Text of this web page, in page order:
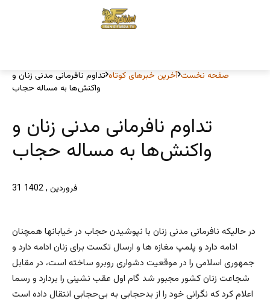
صفحه نخست آخرین خبرهای کوتاه تداوم نافرمانی مدنی زنان و
واکنش‌ها به مساله حجاب
تداوم نافرمانی مدنی زنان و
واکنش‌ها به مساله حجاب
31 فروردین , 1402
در حالیکه نافرمانی مدنی زنان با نپوشیدن حجاب در خیابانها همچنان
ادامه دارد و پلمپ مغازه ها و ارسال تکست برای زنان ادامه دارد و
جمهوری اسلامی را در موقعیت دشواری روبرو ساخته است، در مقابل
شجاعت زنان کشور مجبور شد گام اول عقب نشینی را بردارد و رسما
اعلام کرد که نگرانی خود را از بدحجابی به بی‌حجابی انتقال داده است